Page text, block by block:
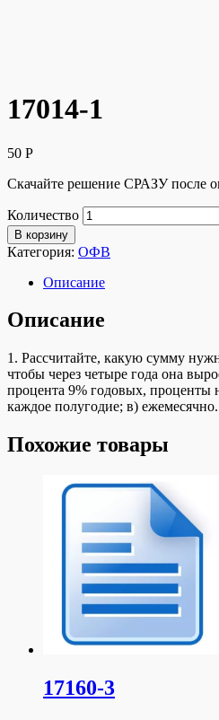
17014-1
50 Р
Скачайте решение СРАЗУ после
Количество
В корзину
Категория: ОФВ
Описание
Описание
1. Рассчитайте, какую сумму
чтобы через четыре года она
процента 9% годовых, проценты
каждое полугодие; в) ежемесячно.
Похожие товары
17160-3